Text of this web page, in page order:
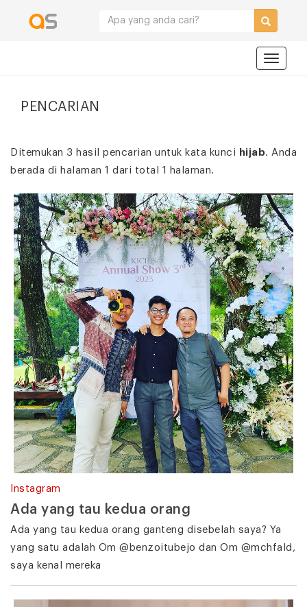
PENCARIAN
Ditemukan 3 hasil pencarian untuk kata kunci hijab. Anda
berada di halaman 1 dari total 1 halaman.
Instagram
Ada yang tau kedua orang
Ada yang tau kedua orang ganteng disebelah saya? Ya
yang satu adalah Om @benzoitubejo dan Om @mchfald,
saya kenal mereka